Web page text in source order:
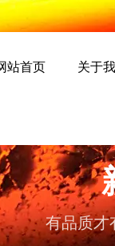
站首页 关于
有品质才